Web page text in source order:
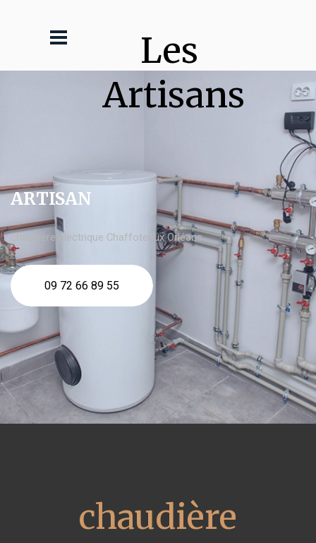
Les
Artisans
ARTISAN
chaudière électrique Chaffoteaux Orléans
09 72 66 89 55
chaudière